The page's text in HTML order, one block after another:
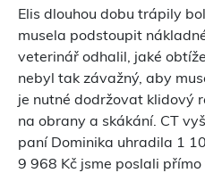
Elis dlouhou dobu trápily
musela podstoupit
veterinář odhalil, jaké
nebyl tak závažný, aby
je nutné dodržovat klidový
na obrany a skákání. CT
paní Dominika uhradila 1
9 968 Kč jsme poslali